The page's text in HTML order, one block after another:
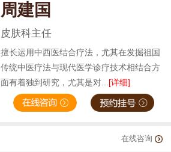
周建国
皮肤科主任
擅长运用中西医结合疗法，尤其在发掘祖国
传统中医疗法与现代医学诊疗技术相结合方
面有着独到研究，尤其是对...[详细]
在线咨询